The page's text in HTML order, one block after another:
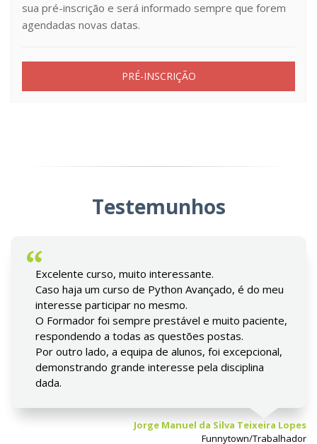
sua pré-inscrição e será informado sempre que forem
agendadas novas datas.
PRÉ-INSCRIÇÃO
Testemunhos
Excelente curso, muito interessante.
Caso haja um curso de Python Avançado, é do meu
interesse participar no mesmo.
O Formador foi sempre prestável e muito paciente,
respondendo a todas as questões postas.
Por outro lado, a equipa de alunos, foi excepcional,
demonstrando grande interesse pela disciplina
dada.
Jorge Manuel da Silva Teixeira Lopes
Funnytown/Trabalhador